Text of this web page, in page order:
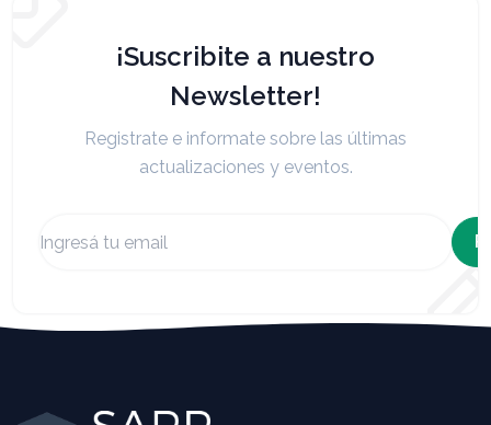
¡Suscribite a nuestro
Newsletter!
Registrate e informate sobre las últimas
actualizaciones y eventos.